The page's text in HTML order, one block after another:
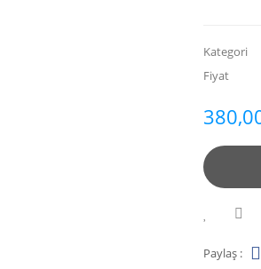
Kategori
Fiyat
Paylaş :